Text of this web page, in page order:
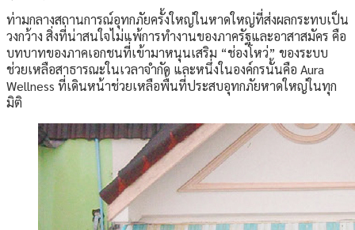
ท่ามกลางสถานการณ์อุทกภัยครั้งใหญ่ในหาดใหญ่ที่ส่งผลกระทบเป็น
วงกว้าง สิ่งที่น่าสนใจไม่แพ้การทำงานของภาครัฐและอาสาสมัคร คือ
บทบาทของภาคเอกชนที่เข้ามาหนุนเสริม “ช่องโหว่” ของระบบ
ช่วยเหลือสาธารณะในเวลาจำกัด และหนึ่งในองค์กรนั้นคือ Aura
Wellness ที่เดินหน้าช่วยเหลือพื้นที่ประสบอุทกภัยหาดใหญ่ในทุก
มิติ